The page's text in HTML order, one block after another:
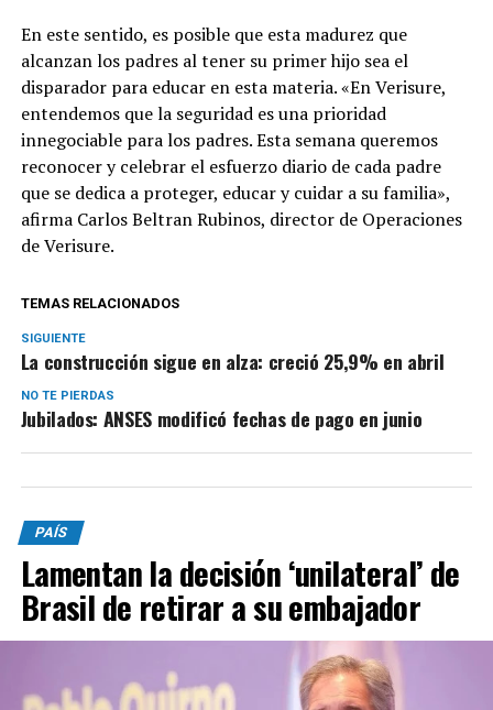
En este sentido, es posible que esta madurez que
alcanzan los padres al tener su primer hijo sea el
disparador para educar en esta materia. «En Verisure,
entendemos que la seguridad es una prioridad
innegociable para los padres. Esta semana queremos
reconocer y celebrar el esfuerzo diario de cada padre
que se dedica a proteger, educar y cuidar a su familia»,
afirma Carlos Beltran Rubinos, director de Operaciones
de Verisure.
TEMAS RELACIONADOS
SIGUIENTE
La construcción sigue en alza: creció 25,9% en abril
NO TE PIERDAS
Jubilados: ANSES modificó fechas de pago en junio
PAÍS
Lamentan la decisión ‘unilateral’ de
Brasil de retirar a su embajador